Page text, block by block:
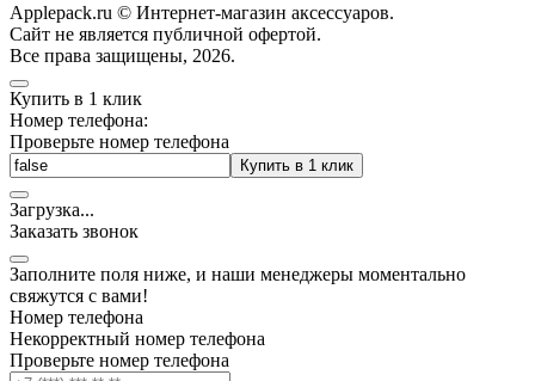
Applepack.ru © Интернет-магазин аксессуаров.
Cайт не является публичной офертой.
Все права защищены, 2026.
Купить в 1 клик
Номер телефона:
Проверьте номер телефона
Купить в 1 клик
Загрузка...
Заказать звонок
Заполните поля ниже, и наши менеджеры моментально
свяжутся с вами!
Номер телефона
Некорректный номер телефона
Проверьте номер телефона